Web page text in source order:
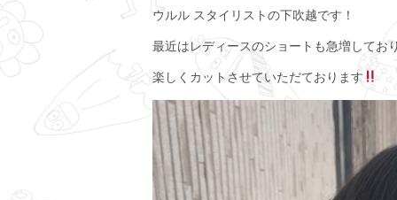
ウルル スタイリストの下吹越です！
最近はレディースのショートも急増してお
楽しくカットさせていただております